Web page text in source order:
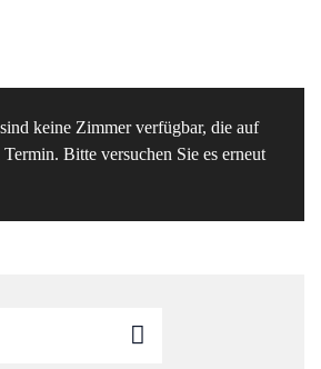
keine Zimmer verfügbar, die auf
Bitte versuchen Sie es erneut